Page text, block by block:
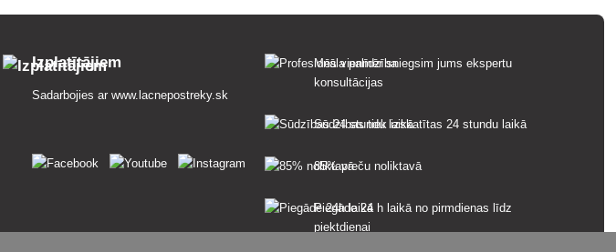
Izplatītājiem
Sadarbojies arwww.lacnepostreky.sk
Mēs vienmēr sniegsim jums ekspertu
konsultācijas
Sūdzības tiek izskatītas 24 stundu laikā
85% preču noliktavā
Piegāde 24 h laikā no pirmdienas līdz
piektdienai